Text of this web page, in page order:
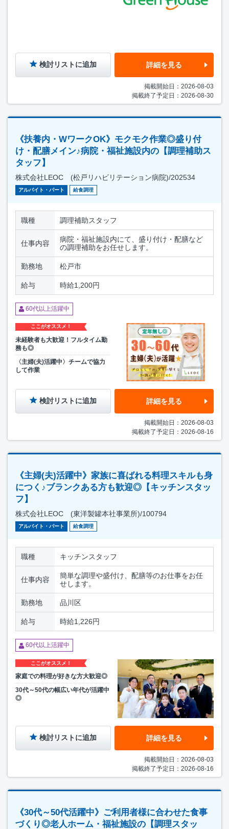
検討リストに追加 詳細を見る
掲載開始日：2026-08-03
掲載終了予定日：2026-08-30
《扶養内・WワークOK》モクモク作業◎盛り付
け・配膳メイン♪病院・福祉施設内の【調理補助ス
タッフ】
株式会社LEOC (松戸リハビリテーション病院)/202534
アルバイト・パート 給食調理
職種 調理補助スタッフ
仕事内容
病院・福祉施設内にて、盛り付け・配膳など
の調理補助をお任せします。
勤務地 松戸市
給与 時給1,200円
60代以上活躍中
ここがオススメ！
未経験者も大歓迎！フルタイム勤
務も◎
〈主婦(夫)活躍中〉チームで協力
して作業
検討リストに追加 詳細を見る
掲載開始日：2026-08-03
掲載終了予定日：2026-08-16
《主婦(夫)活躍中》家族に喜ばれる料理スキルも身
につく♪ブランクある方も歓迎◎【キッチンスタッ
フ】
株式会社LEOC (東洋製罐本社事業所)/100794
アルバイト・パート 給食調理
職種 キッチンスタッフ
仕事内容
簡単な調理や盛付け、配膳等のお仕事をお任
せします。
勤務地 品川区
給与 時給1,226円
60代以上活躍中
ここがオススメ！
家庭での料理が好きな方大歓迎◎
30代～50代の幅広い年代が活躍中
◎
検討リストに追加 詳細を見る
掲載開始日：2026-08-03
掲載終了予定日：2026-08-16
《30代～50代活躍中》ご利用者様に合わせた食事
づくり◎老人ホーム・福祉施設の【調理スタッ